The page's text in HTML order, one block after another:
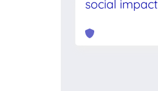
social impact